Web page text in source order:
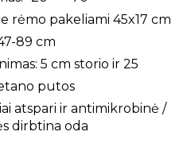
rėmo pakeliami 45x17 cm
89 cm
5 cm storio ir 25
putos
atspari ir antimikrobinė /
dirbtina oda